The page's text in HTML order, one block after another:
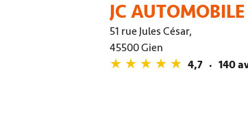
JC
51 rue Jules César,
45500 Gien
4,7
140